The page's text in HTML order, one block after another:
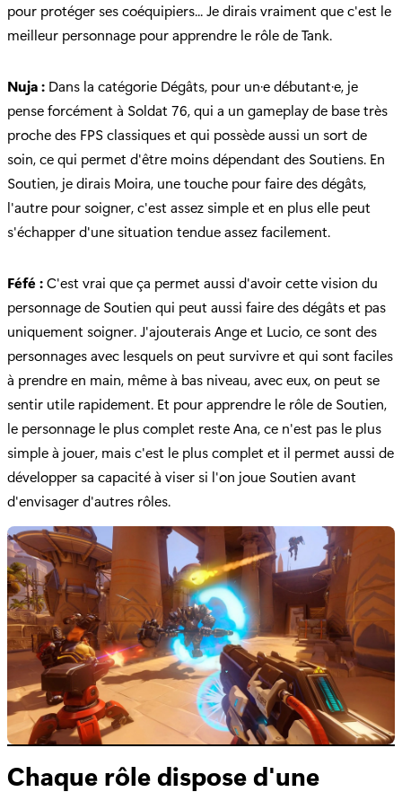
pour protéger ses coéquipiers... Je dirais vraiment que c'est le
meilleur personnage pour apprendre le rôle de Tank.
Nuja : Dans la catégorie Dégâts, pour un·e débutant·e, je
pense forcément à Soldat 76, qui a un gameplay de base très
proche des FPS classiques et qui possède aussi un sort de
soin, ce qui permet d'être moins dépendant des Soutiens. En
Soutien, je dirais Moira, une touche pour faire des dégâts,
l'autre pour soigner, c'est assez simple et en plus elle peut
s'échapper d'une situation tendue assez facilement.
Féfé :C'est vrai que ça permet aussi d'avoir cette vision du
personnage de Soutien qui peut aussi faire des dégâts et pas
uniquement soigner. J'ajouterais Ange et Lucio, ce sont des
personnages avec lesquels on peut survivre et qui sont faciles
à prendre en main, même à bas niveau, avec eux, on peut se
sentir utile rapidement. Et pour apprendre le rôle de Soutien,
le personnage le plus complet reste Ana, ce n'est pas le plus
simple à jouer, mais c'est le plus complet et il permet aussi de
développer sa capacité à viser si l'on joue Soutien avant
d'envisager d'autres rôles.
Chaque rôle dispose d'une